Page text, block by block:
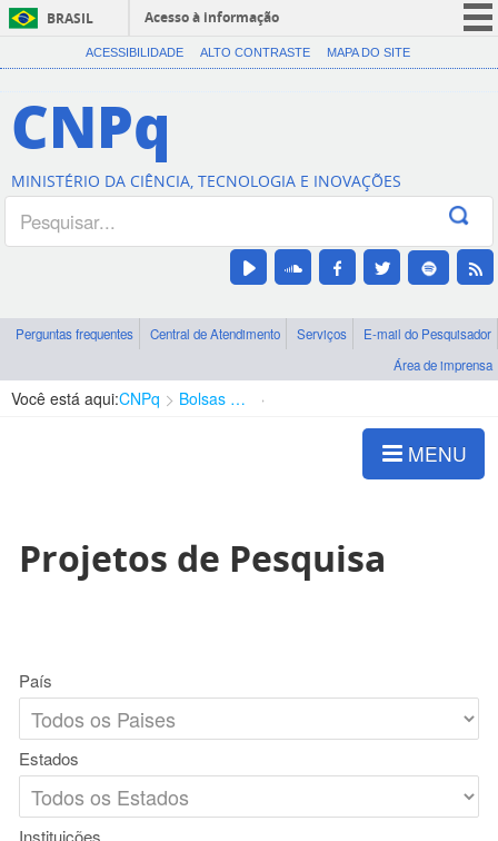
BRASIL
Acesso à informação
CORONAVÍRUS (COVID-19)
Canais
ACESSIBILIDADE ALTO CONTRASTE MAPA DO SITE
CNPq
MINISTÉRIO DA CIÊNCIA, TECNOLOGIA E INOVAÇÕES
Perguntas frequentes Central de Atendimento Serviços
E-mail do Pesquisador
Área de imprensa
Você está aqui:CNPq Bolsas e Auxílios Vigentes
MENU
Projetos de Pesquisa
País
Estados
Instituições